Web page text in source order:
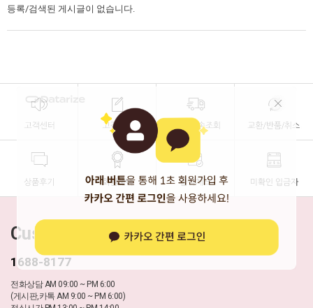
등록/검색된 게시글이 없습니다.
Customer Center
1688-8177
전화상담 AM 09:00 ~ PM 6:00
(게시판,카톡 AM 9:00 ~ PM 6:00)